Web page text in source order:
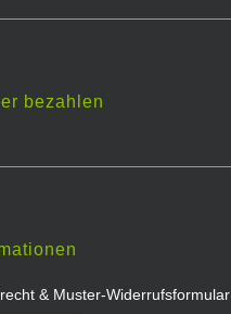
bezahlen
& Muster-Widerrufsformular